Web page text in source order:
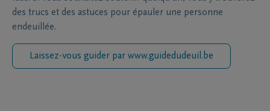
des trucs et des astuces pour épauler une personne
endeuillée.
Laissez-vous guider par www.guidedudeuil.be